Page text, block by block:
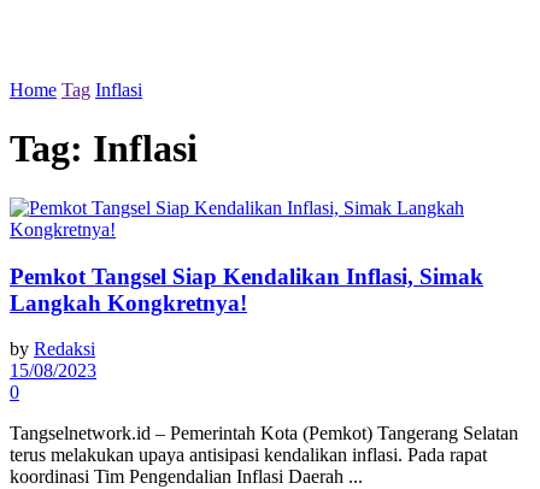
Home Tag Inflasi
Tag: Inflasi
Pemkot Tangsel Siap Kendalikan Inflasi, Simak
Langkah Kongkretnya!
by Redaksi
15/08/2023
0
Tangselnetwork.id – Pemerintah Kota (Pemkot) Tangerang Selatan
terus melakukan upaya antisipasi kendalikan inflasi. Pada rapat
koordinasi Tim Pengendalian Inflasi Daerah ...